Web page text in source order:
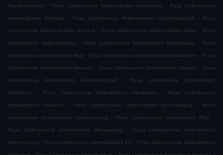
Niedernkirchen
. Pizza Lieferservice Hebertsfelden Holzhamm . Pizza Lieferservice
Hebertsfelden Kleinkay
. Pizza Lieferservice Hebertsfelden Unterhausbach . Pizza
Lieferservice Hebertsfelden Hasleck . Pizza Lieferservice Hebertsfelden Eder . Pizza
Lieferservice Hebertsfelden
. Pizza Lieferservice Unterdietfurt Huldsessen . Pizza
Lieferservice Unterdietfurt Hub . Pizza Lieferservice Unterdietfurt Neukirchen . Pizza
Lieferservice Unterdietfurt Neuaich . Pizza Lieferservice Unterdietfurt Habach . Pizza
Lieferservice Unterdietfurt Überackersdorf
.
Pizza Lieferservice Unterdietfurt
Attenham
. Pizza Lieferservice Unterdietfurt Handwerk .
Pizza Lieferservice
Unterdietfurt Kreuzöd
. Pizza Lieferservice Unterdietfurt Sprinzenberg .
Pizza
Lieferservice Unterdietfurt Vordersarling
. Pizza Lieferservice Unterdietfurt Prüll
.
Pizza Lieferservice Unterdietfurt Waisenberg
.
Pizza Lieferservice Unterdietfurt
Hintersarling . Pizza Lieferservice Unterdietfurt Ed . Pizza Lieferservice Unterdietfurt
. .
.